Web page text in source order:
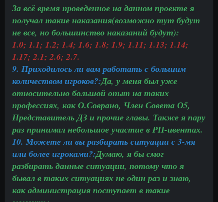
За всё время проведенное на данном проекте я
получал такие наказания(возможно тут будут
не все, но большинство наказаний будут):
1.0; 1.1; 1.2; 1.4; 1.6; 1.8; 1.9; 1.11; 1.13; 1.14;
1.17; 2.1; 2.6; 2.7.
9. Приходилось ли вам работать с большим
количеством игроков?:Да, у меня был уже
относительно большой опыт на таких
профессиях, как О.Соврано, Член Совета О5,
Представитель ДЗ и прочие главы. Также я пару
раз принимал небольшое участие в РП-ивентах.
10. Можете ли вы разбирать ситуации с 3-мя
или более игроками?:Думаю, я бы смог
разбирать данные ситуации, потому что я
бывал в таких ситуациях не один раз и знаю,
как администрация поступает в такие